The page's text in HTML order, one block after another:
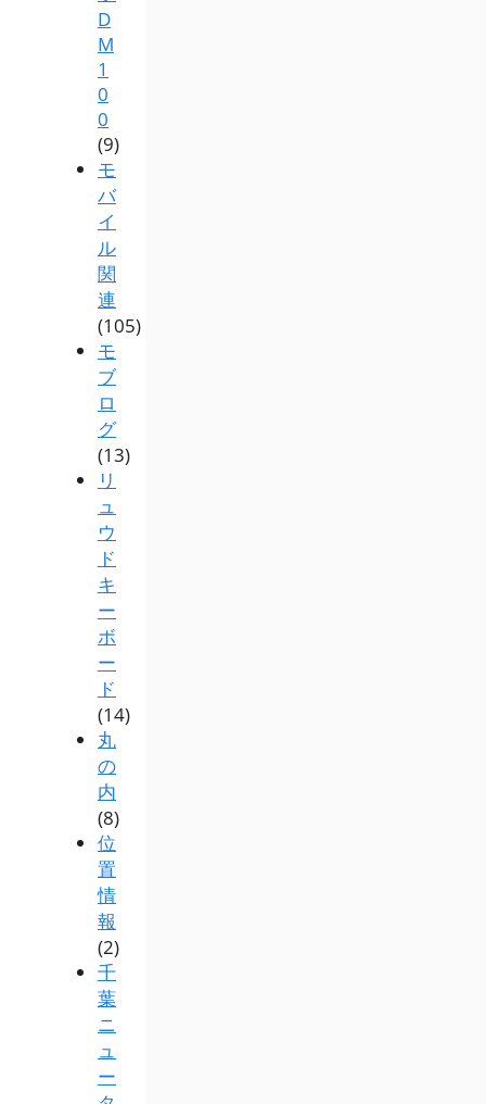
D
M
1
0
0
(9)
モ
バ
イ
ル
関
連
(105)
モ
ブ
ロ
グ
(13)
リ
ュ
ウ
ド
キ
ー
ボ
ー
ド
(14)
丸
の
内
(8)
位
置
情
報
(2)
千
葉
ニ
ュ
ー